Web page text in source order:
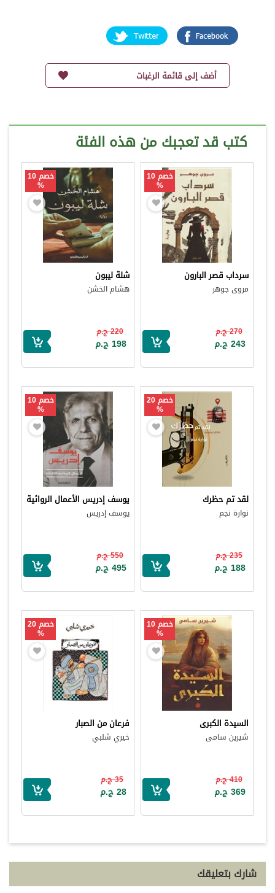
أضف إلى قائمة الرغبات
كتب قد تعجبك من هذه الفئة
خصم 10
%
سرداب قصر البارون
مروى جوهر
270 ج.م
243 ج.م
خصم 10
%
شلة ليبون
هشام الخشن
220 ج.م
198 ج.م
خصم 20
%
لقد تم حظرك
نوارة نجم
235 ج.م
188 ج.م
خصم 10
%
يوسف إدريس الأعمال الروائية
يوسف إدريس
550 ج.م
495 ج.م
خصم 10
%
السيدة الكبرى
شيرين سامى
410 ج.م
369 ج.م
خصم 20
%
فرعان من الصبار
خيري شلبي
35 ج.م
28 ج.م
شارك بتعليقك